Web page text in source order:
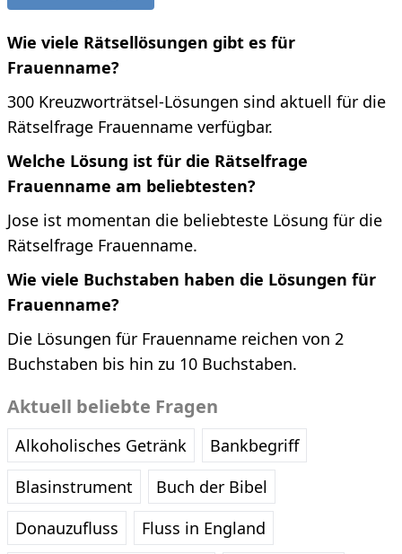
Wie viele Rätsellösungen gibt es für
Frauenname?
300 Kreuzworträtsel-Lösungen sind aktuell für die
Rätselfrage Frauenname verfügbar.
Welche Lösung ist für die Rätselfrage
Frauenname am beliebtesten?
Jose ist momentan die beliebteste Lösung für die
Rätselfrage Frauenname.
Wie viele Buchstaben haben die Lösungen für
Frauenname?
Die Lösungen für Frauenname reichen von 2
Buchstaben bis hin zu 10 Buchstaben.
Aktuell beliebte Fragen
Alkoholisches Getränk
Bankbegriff
Blasinstrument
Buch der Bibel
Donauzufluss
Fluss in England